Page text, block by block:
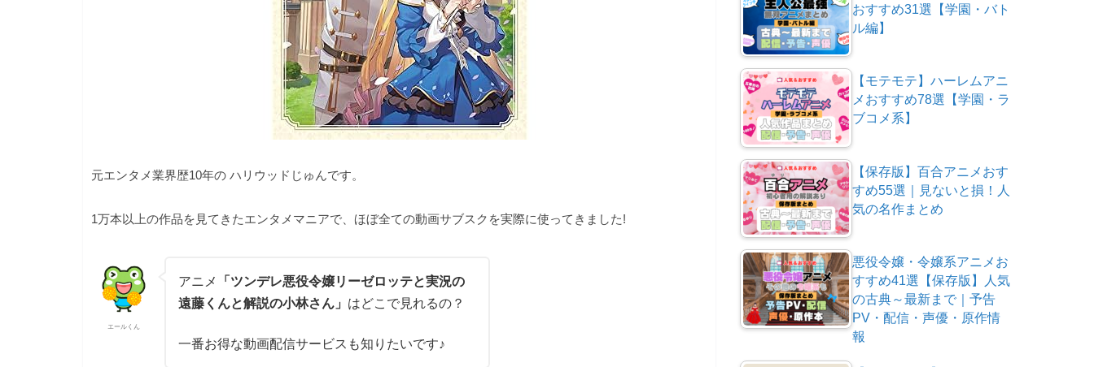
元エンタメ業界歴10年の ハリウッドじゅんです。
1万本以上の作品を見てきたエンタメマニアで、ほぼ全ての動画サブスクを実際に使ってきました!
エールくん
アニメ
「ツンデレ悪役令嬢リーゼロッテと実況の
遠藤くんと解説の小林さん」 はどこで見れるの？
一番お得な動画配信サービスも知りたいです♪
おすすめ31選【学園・バト
ル編】
【モテモテ】ハーレムアニ
メおすすめ78選【学園・ラ
ブコメ系】
【保存版】百合アニメおす
すめ55選｜見ないと損！人
気の名作まとめ
悪役令嬢・令嬢系アニメお
すすめ41選【保存版】人気
の古典～最新まで｜予告
PV・配信・声優・原作情
報